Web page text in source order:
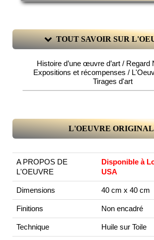
TOUT SAVOIR SUR
Histoire d’une œuvre d’art / Regard
Expositions et récompenses /
Tirages d'art
L'OEUVRE
A PROPOS DE
L'OEUVRE
Disponible à
USA
Dimensions 40 cm x 40 cm
Finitions Non encadré
Technique Huile sur Toile